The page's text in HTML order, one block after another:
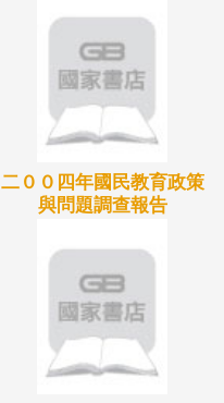
二００四年國民教育政策
與問題調查報告